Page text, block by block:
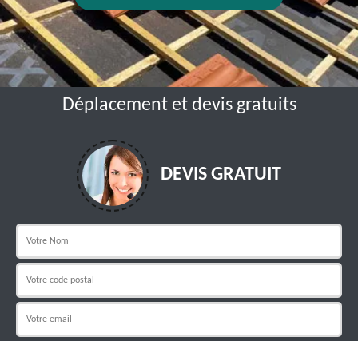
Déplacement et devis gratuits
DEVIS GRATUIT